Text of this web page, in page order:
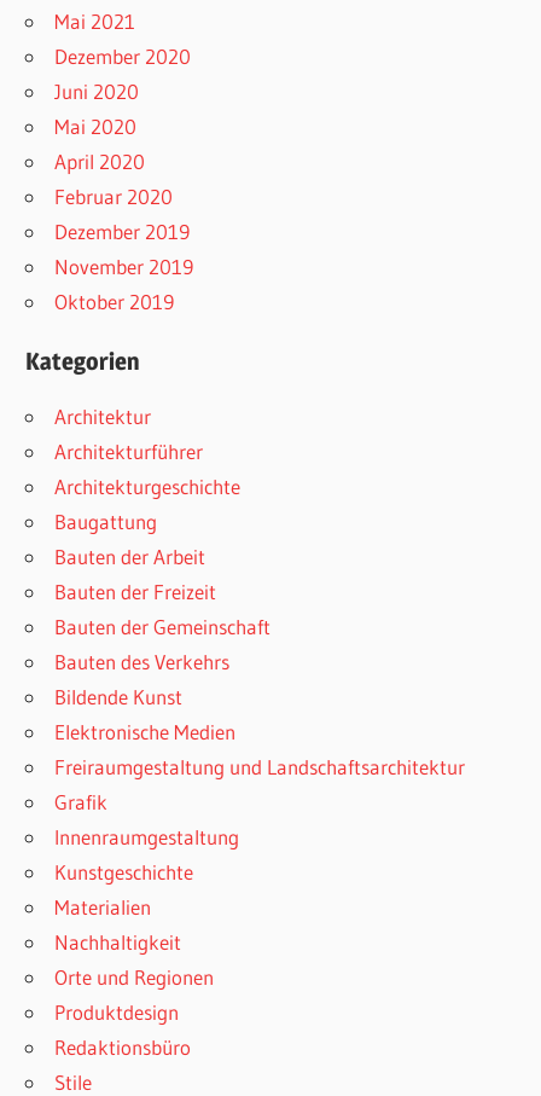
Mai 2021
Dezember 2020
Juni 2020
Mai 2020
April 2020
Februar 2020
Dezember 2019
November 2019
Oktober 2019
Kategorien
Architektur
Architekturführer
Architekturgeschichte
Baugattung
Bauten der Arbeit
Bauten der Freizeit
Bauten der Gemeinschaft
Bauten des Verkehrs
Bildende Kunst
Elektronische Medien
Freiraumgestaltung und Landschaftsarchitektur
Grafik
Innenraumgestaltung
Kunstgeschichte
Materialien
Nachhaltigkeit
Orte und Regionen
Produktdesign
Redaktionsbüro
Stile